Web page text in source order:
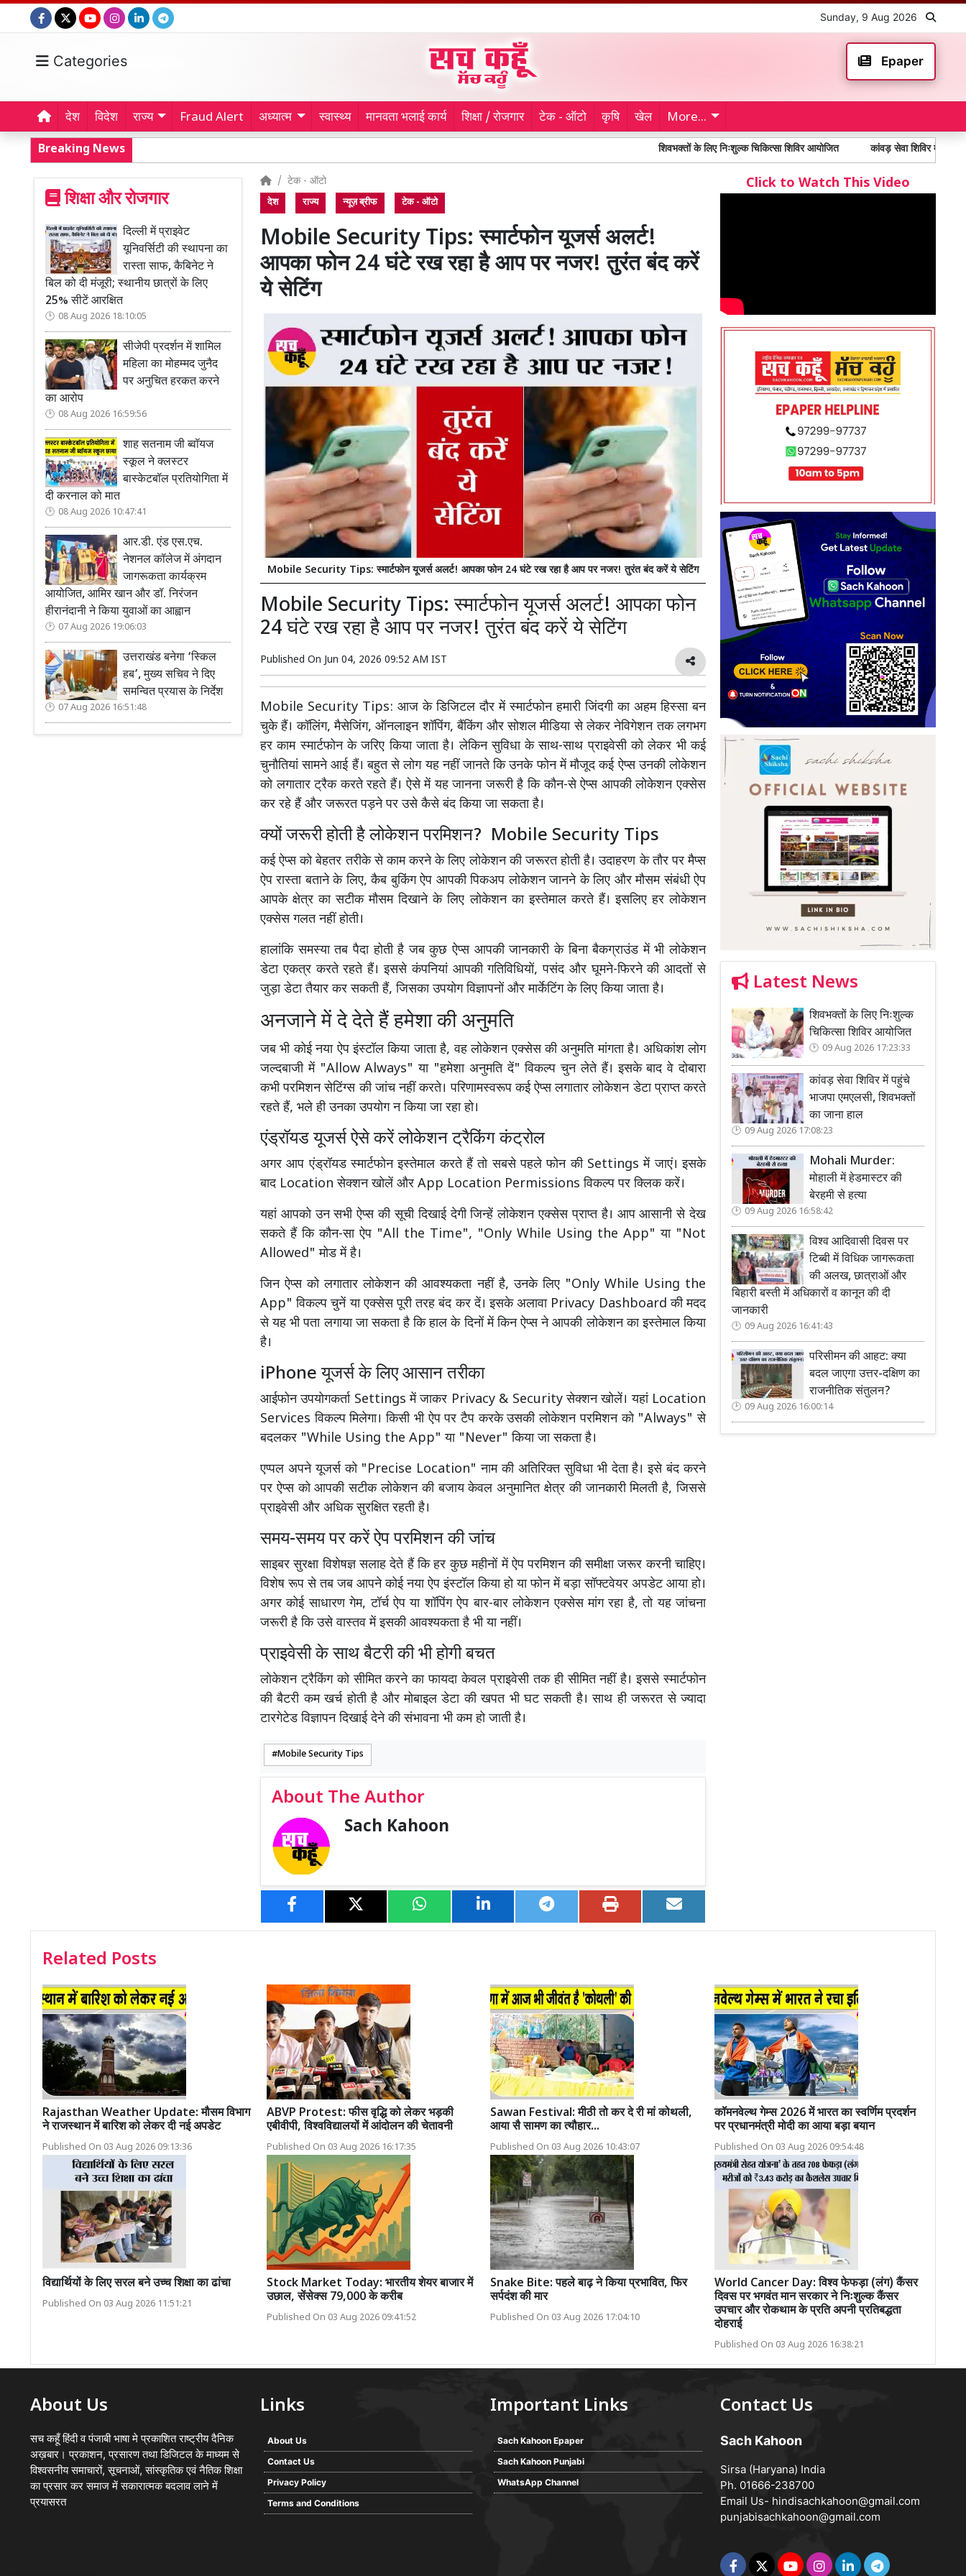
Sunday, 9 Aug 2026
Categories Epaper
देश विदेश राज्य Fraud Alert अध्यात्म स्वास्थ्य मानवता भलाई कार्य शिक्षा / रोजगार टेक - ऑटो कृषि खेल More...
Breaking News शिवभक्तों के लिए निःशुल्क चिकित्सा शिविर आयोजित कांवड़ सेवा शिविर में पहुंचे भाजपा एमएलसी,
शिक्षा और रोजगार
दिल्ली में प्राइवेट
यूनिवर्सिटी की स्थापना का
रास्ता साफ, कैबिनेट ने
बिल को दी मंजूरी; स्थानीय छात्रों के लिए
25% सीटें आरक्षित
08 Aug 2026 18:10:05
सीजेपी प्रदर्शन में शामिल
महिला का मोहम्मद जुनैद
पर अनुचित हरकत करने
का आरोप
08 Aug 2026 16:59:56
शाह सतनाम जी ब्वॉयज
स्कूल ने क्लस्टर
बास्केटबॉल प्रतियोगिता में
दी करनाल को मात
08 Aug 2026 10:47:41
आर.डी. एंड एस.एच.
नेशनल कॉलेज में अंगदान
जागरूकता कार्यक्रम
आयोजित, आमिर खान और डॉ. निरंजन
हीरानंदानी ने किया युवाओं का आह्वान
07 Aug 2026 19:06:03
उत्तराखंड बनेगा ‘स्किल
हब’, मुख्य सचिव ने दिए
समन्वित प्रयास के निर्देश
07 Aug 2026 16:51:48
टेक - ऑटो
देश राज्य न्यूज़ ब्रीफ टेक - ऑटो
Mobile Security Tips: स्मार्टफोन यूजर्स अलर्ट!
आपका फोन 24 घंटे रख रहा है आप पर नजर! तुरंत बंद करें
ये सेटिंग
Mobile Security Tips: स्मार्टफोन यूजर्स अलर्ट! आपका फोन 24 घंटे रख रहा है आप पर नजर! तुरंत बंद करें ये सेटिंग
Mobile Security Tips: स्मार्टफोन यूजर्स अलर्ट! आपका फोन
24 घंटे रख रहा है आप पर नजर! तुरंत बंद करें ये सेटिंग
Published On Jun 04, 2026 09:52 AM IST
Mobile Security Tips: आज के डिजिटल दौर में स्मार्टफोन हमारी जिंदगी का अहम हिस्सा बन
चुके हैं। कॉलिंग, मैसेजिंग, ऑनलाइन शॉपिंग, बैंकिंग और सोशल मीडिया से लेकर नेविगेशन तक लगभग
हर काम स्मार्टफोन के जरिए किया जाता है। लेकिन सुविधा के साथ-साथ प्राइवेसी को लेकर भी कई
चुनौतियां सामने आई हैं। बहुत से लोग यह नहीं जानते कि उनके फोन में मौजूद कई ऐप्स उनकी लोकेशन
को लगातार ट्रैक करते रहते हैं। ऐसे में यह जानना जरूरी है कि कौन-से ऐप्स आपकी लोकेशन एक्सेस
कर रहे हैं और जरूरत पड़ने पर उसे कैसे बंद किया जा सकता है।
क्यों जरूरी होती है लोकेशन परमिशन? Mobile Security Tips
कई ऐप्स को बेहतर तरीके से काम करने के लिए लोकेशन की जरूरत होती है। उदाहरण के तौर पर मैप्स
ऐप रास्ता बताने के लिए, कैब बुकिंग ऐप आपकी पिकअप लोकेशन जानने के लिए और मौसम संबंधी ऐप
आपके क्षेत्र का सटीक मौसम दिखाने के लिए लोकेशन का इस्तेमाल करते हैं। इसलिए हर लोकेशन
एक्सेस गलत नहीं होती।
हालांकि समस्या तब पैदा होती है जब कुछ ऐप्स आपकी जानकारी के बिना बैकग्राउंड में भी लोकेशन
डेटा एकत्र करते रहते हैं। इससे कंपनियां आपकी गतिविधियों, पसंद और घूमने-फिरने की आदतों से
जुड़ा डेटा तैयार कर सकती हैं, जिसका उपयोग विज्ञापनों और मार्केटिंग के लिए किया जाता है।
अनजाने में दे देते हैं हमेशा की अनुमति
जब भी कोई नया ऐप इंस्टॉल किया जाता है, वह लोकेशन एक्सेस की अनुमति मांगता है। अधिकांश लोग
जल्दबाजी में "Allow Always" या "हमेशा अनुमति दें" विकल्प चुन लेते हैं। इसके बाद वे दोबारा
कभी परमिशन सेटिंग्स की जांच नहीं करते। परिणामस्वरूप कई ऐप्स लगातार लोकेशन डेटा प्राप्त करते
रहते हैं, भले ही उनका उपयोग न किया जा रहा हो।
एंड्रॉयड यूजर्स ऐसे करें लोकेशन ट्रैकिंग कंट्रोल
अगर आप एंड्रॉयड स्मार्टफोन इस्तेमाल करते हैं तो सबसे पहले फोन की Settings में जाएं। इसके
बाद Location सेक्शन खोलें और App Location Permissions विकल्प पर क्लिक करें।
यहां आपको उन सभी ऐप्स की सूची दिखाई देगी जिन्हें लोकेशन एक्सेस प्राप्त है। आप आसानी से देख
सकते हैं कि कौन-सा ऐप "All the Time", "Only While Using the App" या "Not
Allowed" मोड में है।
जिन ऐप्स को लगातार लोकेशन की आवश्यकता नहीं है, उनके लिए "Only While Using the
App" विकल्प चुनें या एक्सेस पूरी तरह बंद कर दें। इसके अलावा Privacy Dashboard की मदद
से यह भी पता लगाया जा सकता है कि हाल के दिनों में किन ऐप्स ने आपकी लोकेशन का इस्तेमाल किया
है।
iPhone यूजर्स के लिए आसान तरीका
आईफोन उपयोगकर्ता Settings में जाकर Privacy & Security सेक्शन खोलें। यहां Location
Services विकल्प मिलेगा। किसी भी ऐप पर टैप करके उसकी लोकेशन परमिशन को "Always" से
बदलकर "While Using the App" या "Never" किया जा सकता है।
एप्पल अपने यूजर्स को "Precise Location" नाम की अतिरिक्त सुविधा भी देता है। इसे बंद करने
पर ऐप्स को आपकी सटीक लोकेशन की बजाय केवल अनुमानित क्षेत्र की जानकारी मिलती है, जिससे
प्राइवेसी और अधिक सुरक्षित रहती है।
समय-समय पर करें ऐप परमिशन की जांच
साइबर सुरक्षा विशेषज्ञ सलाह देते हैं कि हर कुछ महीनों में ऐप परमिशन की समीक्षा जरूर करनी चाहिए।
विशेष रूप से तब जब आपने कोई नया ऐप इंस्टॉल किया हो या फोन में बड़ा सॉफ्टवेयर अपडेट आया हो।
अगर कोई साधारण गेम, टॉर्च ऐप या शॉपिंग ऐप बार-बार लोकेशन एक्सेस मांग रहा है, तो यह जांचना
जरूरी है कि उसे वास्तव में इसकी आवश्यकता है भी या नहीं।
प्राइवेसी के साथ बैटरी की भी होगी बचत
लोकेशन ट्रैकिंग को सीमित करने का फायदा केवल प्राइवेसी तक ही सीमित नहीं है। इससे स्मार्टफोन
की बैटरी कम खर्च होती है और मोबाइल डेटा की खपत भी घट सकती है। साथ ही जरूरत से ज्यादा
टारगेटेड विज्ञापन दिखाई देने की संभावना भी कम हो जाती है।
Mobile Security Tips
About The Author
Sach Kahoon
Click to Watch This Video
Latest News
शिवभक्तों के लिए निःशुल्क
चिकित्सा शिविर आयोजित
09 Aug 2026 17:23:33
कांवड़ सेवा शिविर में पहुंचे
भाजपा एमएलसी, शिवभक्तों
का जाना हाल
09 Aug 2026 17:08:23
Mohali Murder:
मोहाली में हेडमास्टर की
बेरहमी से हत्या
09 Aug 2026 16:58:42
विश्व आदिवासी दिवस पर
टिब्बी में विधिक जागरूकता
की अलख, छात्राओं और
बिहारी बस्ती में अधिकारों व कानून की दी
जानकारी
09 Aug 2026 16:41:43
परिसीमन की आहट: क्या
बदल जाएगा उत्तर-दक्षिण का
राजनीतिक संतुलन?
09 Aug 2026 16:00:14
Related Posts
Rajasthan Weather Update: मौसम विभाग
ने राजस्थान में बारिश को लेकर दी नई अपडेट
Published On 03 Aug 2026 09:13:36
ABVP Protest: फीस वृद्धि को लेकर भड़की
एबीवीपी, विश्वविद्यालयों में आंदोलन की चेतावनी
Published On 03 Aug 2026 16:17:35
Sawan Festival: मीठी तो कर दे री मां कोथली,
आया सै सामण का त्यौहार...
Published On 03 Aug 2026 10:43:07
कॉमनवेल्थ गेम्स 2026 में भारत का स्वर्णिम प्रदर्शन
पर प्रधानमंत्री मोदी का आया बड़ा बयान
Published On 03 Aug 2026 09:54:48
विद्यार्थियों के लिए सरल बने उच्च शिक्षा का ढांचा
Published On 03 Aug 2026 11:51:21
Stock Market Today: भारतीय शेयर बाजार में
उछाल, सेंसेक्स 79,000 के करीब
Published On 03 Aug 2026 09:41:52
Snake Bite: पहले बाढ़ ने किया प्रभावित, फिर
सर्पदंश की मार
Published On 03 Aug 2026 17:04:10
World Cancer Day: विश्व फेफड़ा (लंग) कैंसर
दिवस पर भगवंत मान सरकार ने निःशुल्क कैंसर
उपचार और रोकथाम के प्रति अपनी प्रतिबद्धता
दोहराई
Published On 03 Aug 2026 16:38:21
About Us
सच कहूँ हिंदी व पंजाबी भाषा मे प्रकाशित राष्ट्रीय दैनिक
अख़बार। प्रकाशन, प्रसारण तथा डिजिटल के माध्यम से
विश्वसनीय समाचारों, सूचनाओं, सांस्कृतिक एवं नैतिक शिक्षा
का प्रसार कर समाज में सकारात्मक बदलाव लाने में
प्रयासरत
Links
About Us
Contact Us
Privacy Policy
Terms and Conditions
Important Links
Sach Kahoon Epaper
Sach Kahoon Punjabi
WhatsApp Channel
Contact Us
Sach Kahoon
Sirsa (Haryana) India
Ph. 01666-238700
Email Us- hindisachkahoon@gmail.com
punjabisachkahoon@gmail.com